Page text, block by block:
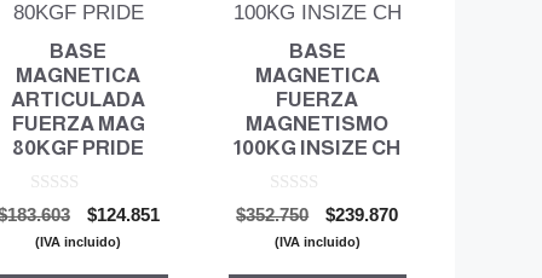
BASE
MAGNETICA
ARTICULADA
FUERZA MAG
80KGF PRIDE
0
d
e
183.603
El
precio
$124.851
(IVA incluido)
BASE
MAGNETICA
FUERZA
MAGNETISMO
100KG INSIZE CH
0
d
e
$352.750
El
precio
$239.870El
(IVA incluido)